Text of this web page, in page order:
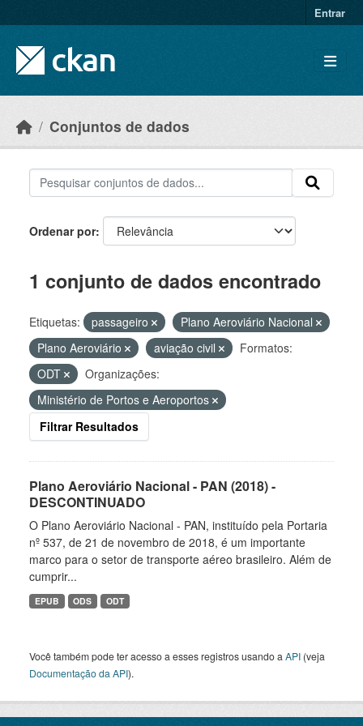
Entrar
Conjuntos de dados
Ordenar por
1 conjunto de dados encontrado
Etiquetas: passageiro
Plano Aeroviário Nacional
Plano Aeroviário
aviação civil
Formatos:
ODT
Organizações:
Ministério de Portos e Aeroportos
Filtrar Resultados
Plano Aeroviário Nacional - PAN (2018) -
DESCONTINUADO
O Plano Aeroviário Nacional - PAN, instituído pela Portaria
nº 537, de 21 de novembro de 2018, é um importante
marco para o setor de transporte aéreo brasileiro. Além de
cumprir...
EPUB ODS ODT
Você também pode ter acesso a esses registros usando a API (veja
Documentação da API).